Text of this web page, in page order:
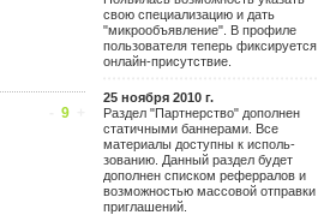
свою специализацию и дать
"микрообъявление". В профиле
пользователя теперь фиксируется
онлайн-присутствие.
25 ноября 2010 г.
Раздел "Партнерство" дополнен
статичными баннерами. Все
материалы доступны к исполь-
зованию. Данный раздел будет
дополнен списком реферралов и
возможностью массовой отправки
приглашений.
9